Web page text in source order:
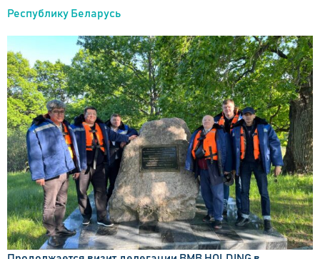
Республику Беларусь